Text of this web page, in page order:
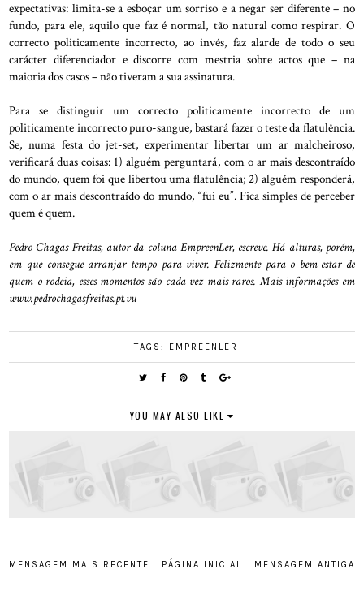
expectativas: limita-se a esboçar um sorriso e a negar ser diferente – no
fundo, para ele, aquilo que faz é normal, tão natural como respirar. O
correcto politicamente incorrecto, ao invés, faz alarde de todo o seu
carácter diferenciador e discorre com mestria sobre actos que – na
maioria dos casos – não tiveram a sua assinatura.
Para se distinguir um correcto politicamente incorrecto de um
politicamente incorrecto puro-sangue, bastará fazer o teste da flatulência.
Se, numa festa do jet-set, experimentar libertar um ar malcheiroso,
verificará duas coisas: 1) alguém perguntará, com o ar mais descontraído
do mundo, quem foi que libertou uma flatulência; 2) alguém responderá,
com o ar mais descontraído do mundo, “fui eu”. Fica simples de perceber
quem é quem.
Pedro Chagas Freitas, autor da coluna EmpreenLer, escreve. Há alturas, porém,
em que consegue arranjar tempo para viver. Felizmente para o bem-estar de
quem o rodeia, esses momentos são cada vez mais raros. Mais informações em
www.pedrochagasfreitas.pt.vu
TAGS: EMPREENLER
YOU MAY ALSO LIKE
MENSAGEM MAIS RECENTE MENSAGEM ANTIGA
PÁGINA INICIAL